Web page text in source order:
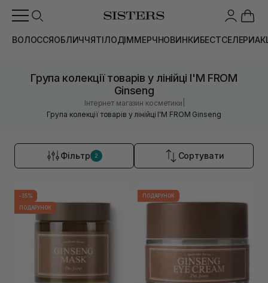
ВОЛОССЯОБЛИЧЧЯТІЛОДІММЕРЧНОВИНКИБЕСТСЕЛЕРИ
Група колекції товарів у лінійці I'M FROM
Ginseng
Інтернет магазин косметики
Група колекції товарів у лінійці I'M FROM Ginseng
Фільтр 2 Сортувати
-35%
ПОДАРУНОК
ПОДАРУНОК